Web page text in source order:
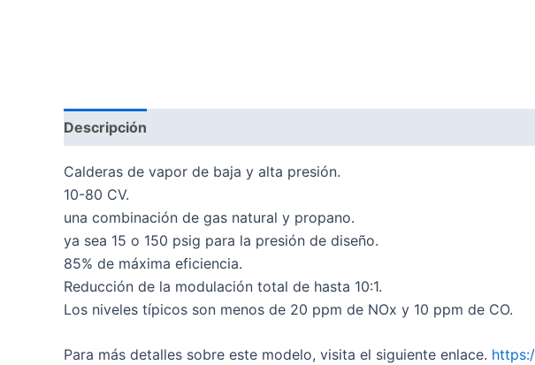
Descripción
Calderas de vapor de baja y alta presión.
10-80 CV.
una combinación de gas natural y propano.
ya sea 15 o 150 psig para la presión de diseño.
85% de máxima eficiencia.
Reducción de la modulación total de hasta 10:1.
Los niveles típicos son menos de 20 ppm de NOx y 10 ppm de CO.
Para más detalles sobre este modelo, visita el siguiente enlace.